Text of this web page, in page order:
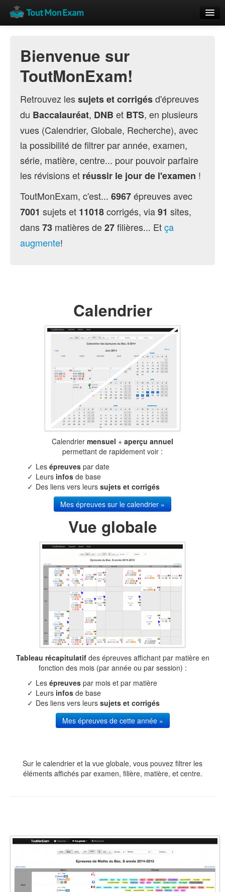
Vue globale
Nouveautés
Rajouter
Résultats
ECE du Bac
Bienvenue sur
ToutMonExam!
Retrouvez lessujets et corrigésd'épreuves
du Baccalauréat, DNB et BTS, en plusieurs
vues (Calendrier, Globale, Recherche), avec
la possibilité de filtrer par année, examen,
série, matière, centre... pour pouvoir parfaire
les révisions et réussir le jour de l'examen !
ToutMonExam, c'est... 6967épreuves avec
7001 sujets et 11018corrigés, via91 sites,
dans73 matières de27filières... Etça
augmente!
Calendrier
Calendrier mensuel + aperçu annuel
permettant de rapidement voir :
Lesépreuves par date
Leurs infos de base
Des liens vers leurssujets et corrigés
Mes épreuves sur le calendrier »
Vue globale
Tableau récapitulatifdes épreuves affichant par matière en
fonction des mois (par année ou par session) :
Lesépreuves par mois et par matière
Leurs infos de base
Des liens vers leurssujets et corrigés
Mes épreuves de cette année »
Sur le calendrier et la vue globale, vous pouvez filtrer les
éléments affichés par examen, filière, matière, et centre.